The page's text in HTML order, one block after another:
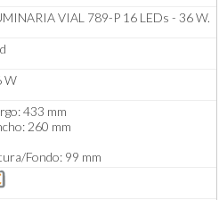
VIAL 789-P 16 LEDs - 36 W.
W
433 mm
260 mm
Fondo: 99 mm